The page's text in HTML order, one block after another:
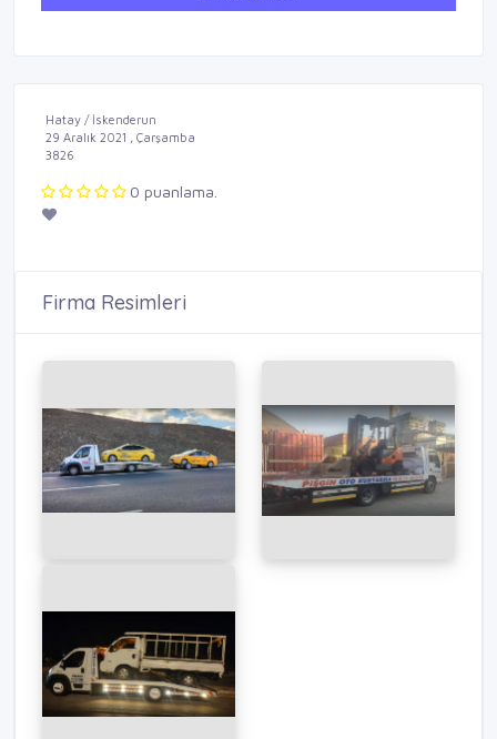
Hatay / İskenderun
29 Aralık 2021 , Çarşamba
3826
0 puanlama.
Firma Resimleri